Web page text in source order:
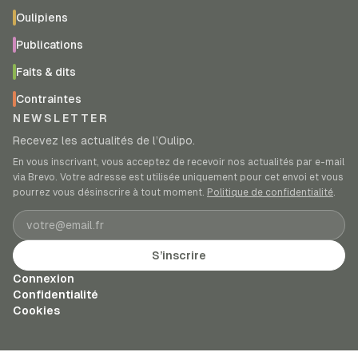
Oulipiens
Publications
Faits & dits
Contraintes
NEWSLETTER
Recevez les actualités de l’Oulipo.
En vous inscrivant, vous acceptez de recevoir nos actualités par e-mail
via Brevo. Votre adresse est utilisée uniquement pour cet envoi et vous
pourrez vous désinscrire à tout moment. Politique de confidentialité.
Adresse e-mail
S’inscrire
Connexion
Confidentialité
Cookies